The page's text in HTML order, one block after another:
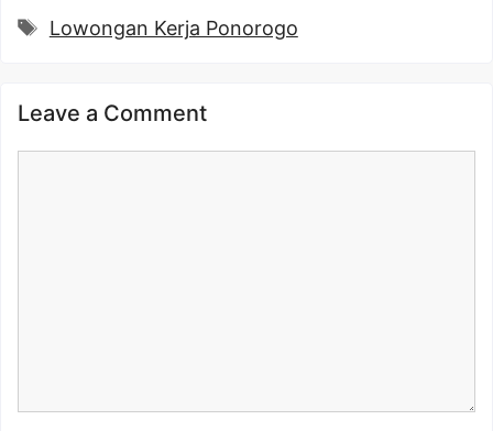
Tags
Lowongan Kerja Ponorogo
Leave a Comment